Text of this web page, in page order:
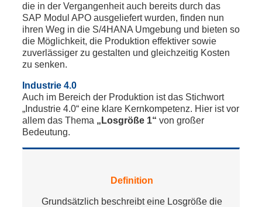
die in der Vergangenheit auch bereits durch das
SAP Modul APO ausgeliefert wurden, finden nun
ihren Weg in die S/4HANA Umgebung und bieten so
die Möglichkeit, die Produktion effektiver sowie
zuverlässiger zu gestalten und gleichzeitig Kosten
zu senken.
Industrie 4.0
Auch im Bereich der Produktion ist das Stichwort
„Industrie 4.0“ eine klare Kernkompetenz. Hier ist vor
allem das Thema „Losgröße 1“ von großer
Bedeutung.
Definition
Grundsätzlich beschreibt eine Losgröße die